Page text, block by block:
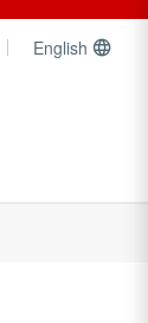
English